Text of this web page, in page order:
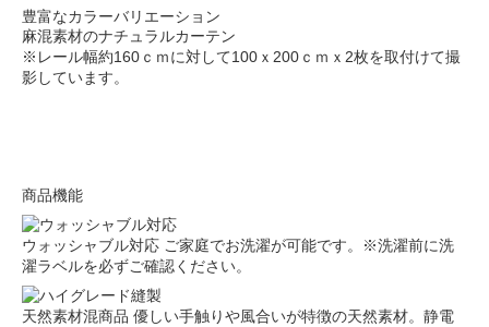
豊富なカラーバリエーション
麻混素材のナチュラルカーテン
※レール幅約160ｃｍに対して100ｘ200ｃｍｘ2枚を取付けて撮
影しています。
商品機能
ウォッシャブル対応 ご家庭でお洗濯が可能です。※洗濯前に洗
濯ラベルを必ずご確認ください。
天然素材混商品 優しい手触りや風合いが特徴の天然素材。静電